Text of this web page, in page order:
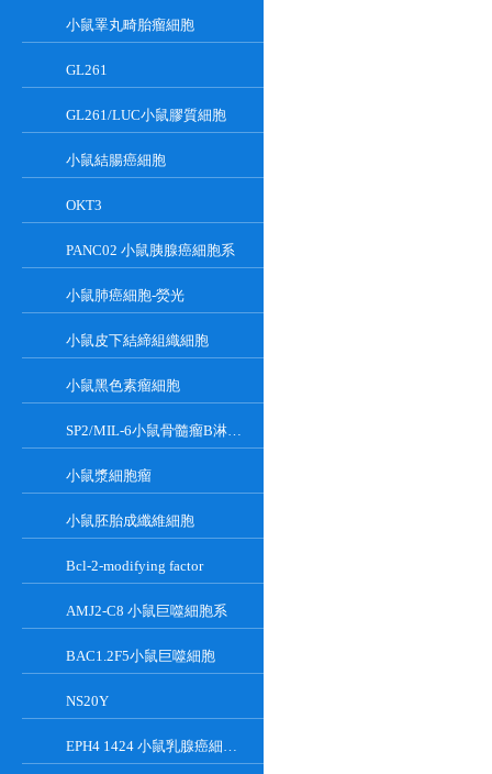
小鼠睪丸畸胎瘤細胞
GL261
GL261/LUC小鼠膠質細胞
小鼠結腸癌細胞
OKT3
PANC02 小鼠胰腺癌細胞系
小鼠肺癌細胞-熒光
小鼠皮下結締組織細胞
小鼠黑色素瘤細胞
SP2/MIL-6小鼠骨髓瘤B淋巴懸浮細胞系
小鼠漿細胞瘤
小鼠胚胎成纖維細胞
Bcl-2-modifying factor
AMJ2-C8 小鼠巨噬細胞系
BAC1.2F5小鼠巨噬細胞
NS20Y
EPH4 1424 小鼠乳腺癌細胞系